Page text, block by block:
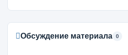
Обсуждение материала 0